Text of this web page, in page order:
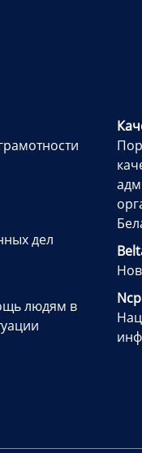
дел
людям в